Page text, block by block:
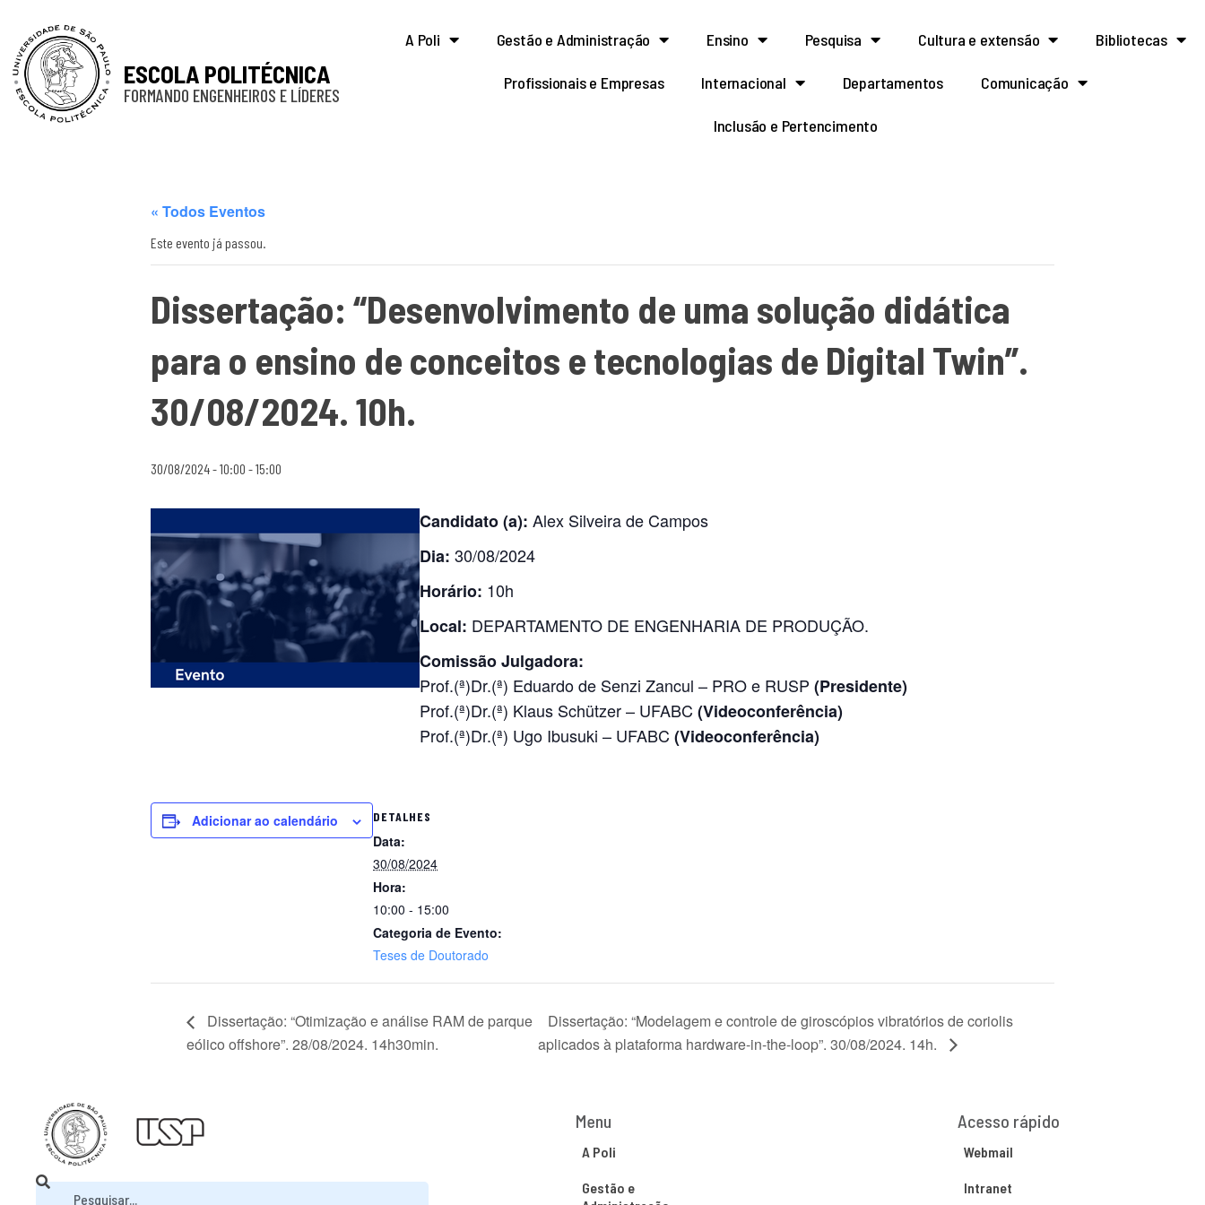
ESCOLA POLITÉCNICA
FORMANDO ENGENHEIROS E LÍDERES
A Poli Gestão e Administração Ensino Pesquisa Cultura e extensão Bibliotecas
Profissionais e Empresas Internacional Departamentos Comunicação
Inclusão e Pertencimento
« Todos Eventos
Este evento já passou.
Dissertação: “Desenvolvimento de uma solução didática
para o ensino de conceitos e tecnologias de Digital Twin”.
30/08/2024. 10h.
30/08/2024 - 10:00 -15:00
Candidato (a): Alex Silveira de Campos
Dia: 30/08/2024
Horário: 10h
Local: DEPARTAMENTO DE ENGENHARIA DE PRODUÇÃO.
Comissão Julgadora:
Prof.(ª)Dr.(ª) Eduardo de Senzi Zancul – PRO e RUSP (Presidente)
Prof.(ª)Dr.(ª) Klaus Schützer – UFABC (Videoconferência)
Prof.(ª)Dr.(ª) Ugo Ibusuki – UFABC (Videoconferência)
Adicionar ao calendário DETALHES
Data:
30/08/2024
Hora:
10:00 - 15:00
Categoria de Evento:
Teses de Doutorado
Dissertação: “Otimização e análise RAM de parque
eólico offshore”. 28/08/2024. 14h30min.
Dissertação: “Modelagem e controle de giroscópios vibratórios de coriolis
aplicados à plataforma hardware-in-the-loop”. 30/08/2024. 14h.
Menu
A Poli
Gestão e
Acesso rápido
Webmail
Intranet